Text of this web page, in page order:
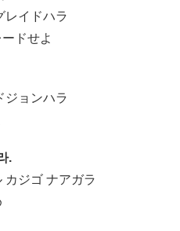
レイドハラ
ドせよ
ジョンハラ
.
カジゴ ナアガラ